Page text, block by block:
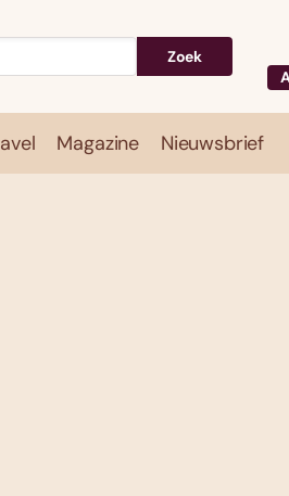
Zoek
Magazine Nieuwsbrief